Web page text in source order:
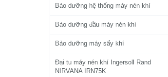
Bảo dưỡng hệ thống máy nén khí
Bảo dưỡng đầu máy nén khí
Bảo dưỡng máy sấy khí
Đại tu máy nén khí Ingersoll Rand
NIRVANA IRN75K